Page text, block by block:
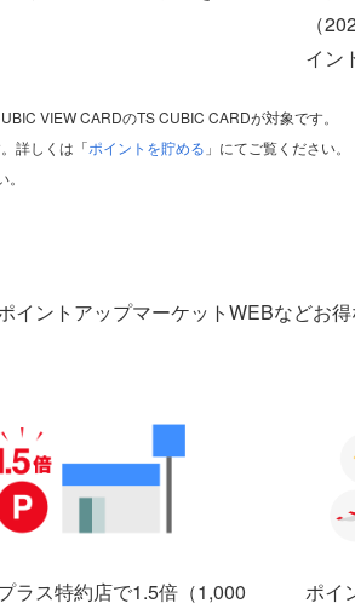
（
イン
VIEW CARDのTS CUBIC CARDが対象です。
詳しくは「ポイントを貯める 」にてご覧ください。
イントアップマーケットWEBなどお
ラス特約店で1.5倍（1,000
ポイ